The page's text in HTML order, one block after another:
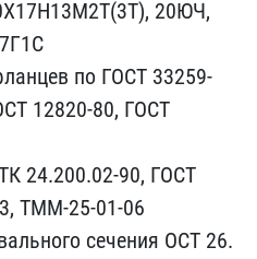
20ЮЧ,
по ГОСТ 33259-
12820-8​0, ГОСТ
24.200​.02-90, ГОСТ
ТММ-25-01​-06
сечения ОСТ 26.​